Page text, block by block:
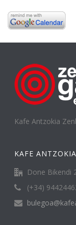
Kafe Antzokia
KAFE ANTZOKIA
Done Bikendi
(+34)